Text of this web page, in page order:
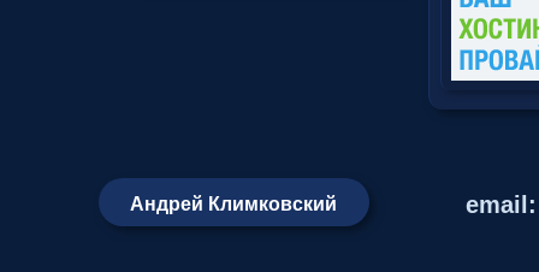
Андрей Климковский